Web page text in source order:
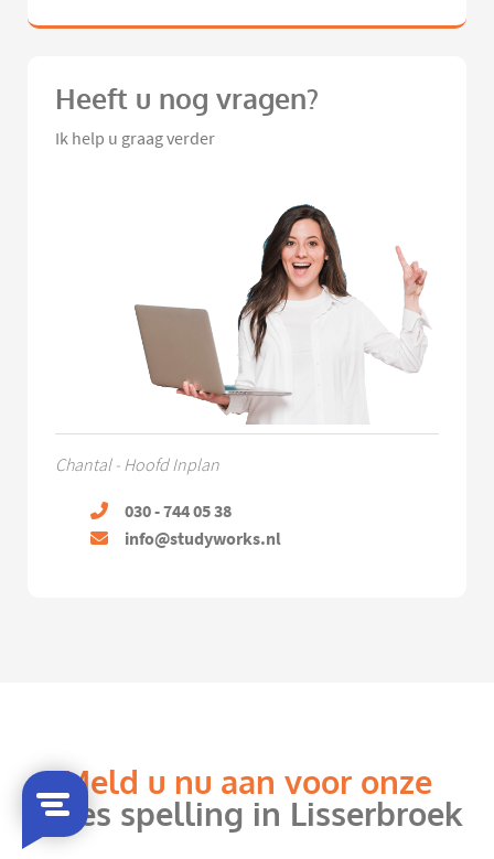
Heeft u nog vragen?
Ik help u graag verder
Chantal - Hoofd Inplan
030 - 744 05 38
info@studyworks.nl
Meld u nu aan voor onze
bijles spelling in Lisserbroek